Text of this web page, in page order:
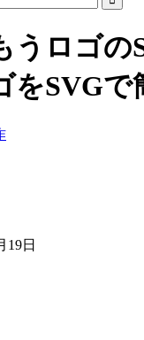
うロゴの
をSVGで
19日